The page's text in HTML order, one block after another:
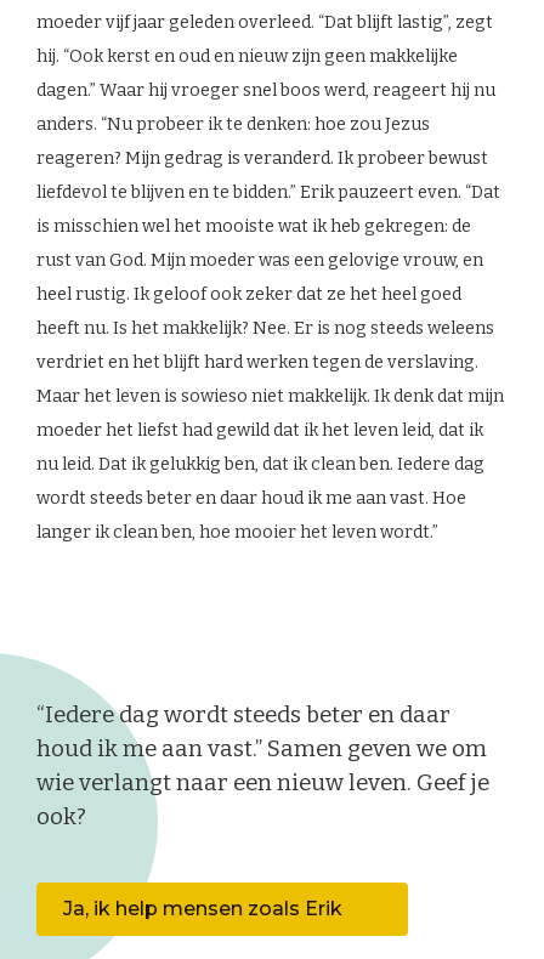
moeder vijf jaar geleden overleed. “Dat blijft lastig”, zegt
hij. “Ook kerst en oud en nieuw zijn geen makkelijke
dagen.” Waar hij vroeger snel boos werd, reageert hij nu
anders. “Nu probeer ik te denken: hoe zou Jezus
reageren? Mijn gedrag is veranderd. Ik probeer bewust
liefdevol te blijven en te bidden.” Erik pauzeert even. “Dat
is misschien wel het mooiste wat ik heb gekregen: de
rust van God. Mijn moeder was een gelovige vrouw, en
heel rustig. Ik geloof ook zeker dat ze het heel goed
heeft nu. Is het makkelijk? Nee. Er is nog steeds weleens
verdriet en het blijft hard werken tegen de verslaving.
Maar het leven is sowieso niet makkelijk. Ik denk dat mijn
moeder het liefst had gewild dat ik het leven leid, dat ik
nu leid. Dat ik gelukkig ben, dat ik clean ben. Iedere dag
wordt steeds beter en daar houd ik me aan vast. Hoe
langer ik clean ben, hoe mooier het leven wordt.”
“Iedere dag wordt steeds beter en daar
houd ik me aan vast.” Samen geven we om
wie verlangt naar een nieuw leven. Geef je
ook?
Ja, ik help mensen zoals Erik